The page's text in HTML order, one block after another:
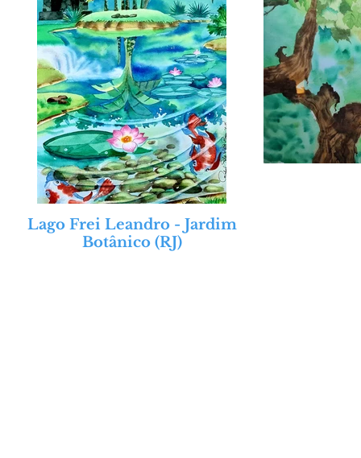
2011-2013 - Curso de Desenho e
Lago Frei Leandro - Jardim
Botânico (RJ)